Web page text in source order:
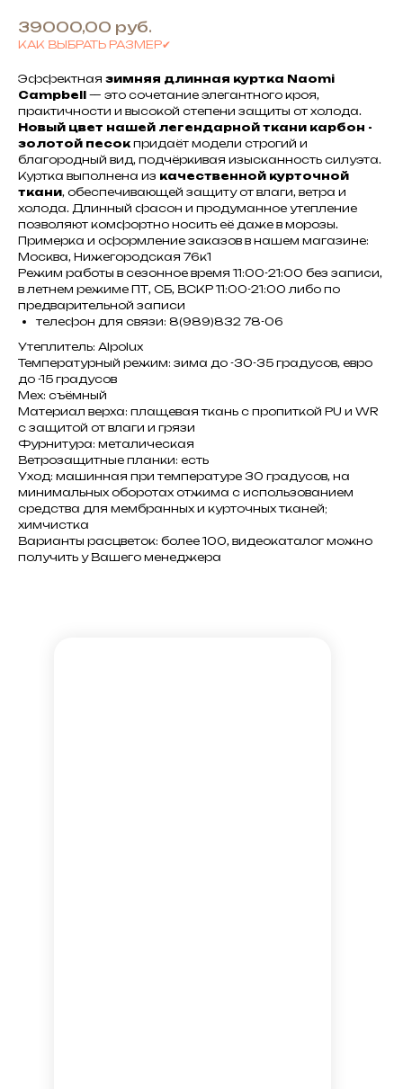
39000,00 руб.
КАК ВЫБРАТЬ РАЗМЕР✔
Эффектная зимняя длинная куртка Naomi
Campbell — это сочетание элегантного кроя,
практичности и высокой степени защиты от холода.
Новый цвет нашей легендарной ткани карбон -
золотой песок придаёт модели строгий и
благородный вид, подчёркивая изысканность силуэта.
Куртка выполнена из качественной курточной
ткани, обеспечивающей защиту от влаги, ветра и
холода. Длинный фасон и продуманное утепление
позволяют комфортно носить её даже в морозы.
Примерка и оформление заказов в нашем магазине:
Москва, Нижегородская 76к1
Режим работы в сезонное время 11:00-21:00 без записи,
в летнем режиме ПТ, СБ, ВСКР 11:00-21:00 либо по
предварительной записи
телефон для связи: 8(989)832 78-06
Утеплитель: Alpolux
Температурный режим: зима до -30-35 градусов, евро
до -15 градусов
Мех: съёмный
Материал верха: плащевая ткань с пропиткой PU и WR
с защитой от влаги и грязи
Фурнитура: металическая
Ветрозащитные планки: есть
Уход: машинная при температуре 30 градусов, на
минимальных оборотах отжима с использованием
средства для мембранных и курточных тканей;
химчистка
Варианты расцветок: более 100, видеокаталог можно
получить у Вашего менеджера